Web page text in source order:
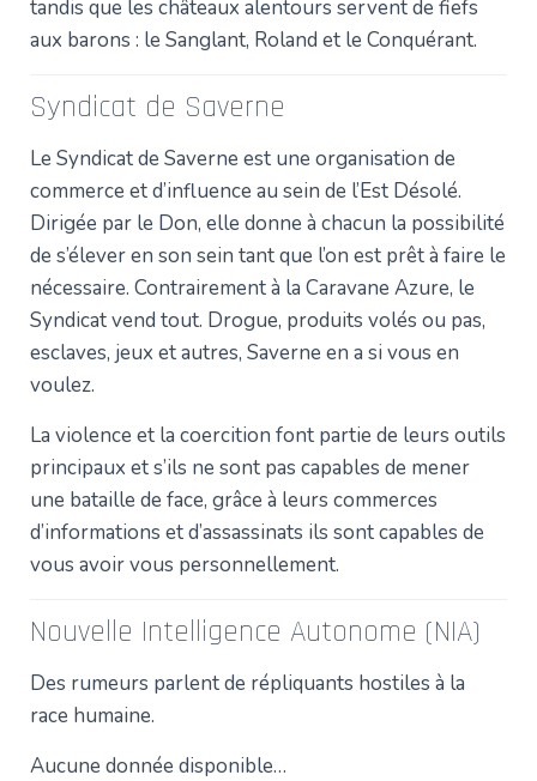
tandis que les châteaux alentours servent de fiefs
aux barons : le Sanglant, Roland et le Conquérant.
Syndicat de Saverne
Le Syndicat de Saverne est une organisation de
commerce et d’influence au sein de l’Est Désolé.
Dirigée par le Don, elle donne à chacun la possibilité
de s’élever en son sein tant que l’on est prêt à faire le
nécessaire. Contrairement à la Caravane Azure, le
Syndicat vend tout. Drogue, produits volés ou pas,
esclaves, jeux et autres, Saverne en a si vous en
voulez.
La violence et la coercition font partie de leurs outils
principaux et s’ils ne sont pas capables de mener
une bataille de face, grâce à leurs commerces
d’informations et d’assassinats ils sont capables de
vous avoir vous personnellement.
Nouvelle Intelligence Autonome (NIA)
Des rumeurs parlent de répliquants hostiles à la
race humaine.
Aucune donnée disponible…